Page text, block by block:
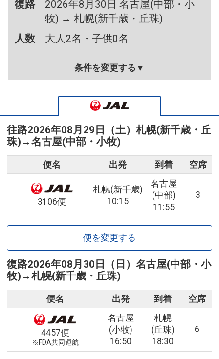
復路
2026年8月30日 名古屋(中部・小
牧) → 札幌(新千歳・丘珠)
人数
大人2名・子供0名
条件を変更する▼
往路2026年08月29日（土） 札幌(新千歳・丘
珠) →名古屋(中部・小牧)
便名 出発 到着 空席
3106便
札幌(新千歳)
10:15
名古屋
(中部)
11:55
3
便を変更する
復路2026年08月30日（日） 名古屋(中部・小
牧) →札幌(新千歳・丘珠)
便名 出発 到着 空席
4457便
※FDA共同運航
名古屋
(小牧)
16:50
札幌
(丘珠)
18:30
6